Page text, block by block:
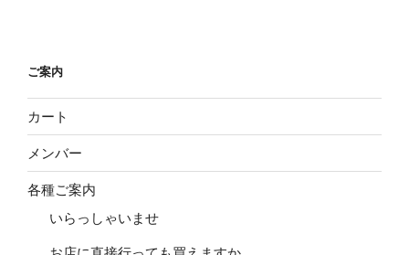
ご案内
カート
メンバー
各種ご案内
いらっしゃいませ